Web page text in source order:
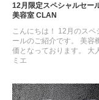
12月限定スペシャルセー
美容室 CLAN
こんにちは！ 12月のスペ
ールのご紹介です。 美容
価となっております。 大
ミエ